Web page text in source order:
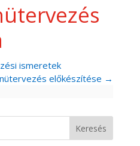
ismeretek
előkészítése